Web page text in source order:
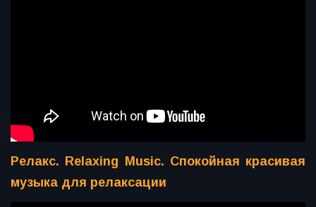
Релакс. Relaxing Music. Спокойная красивая
музыка для релаксации